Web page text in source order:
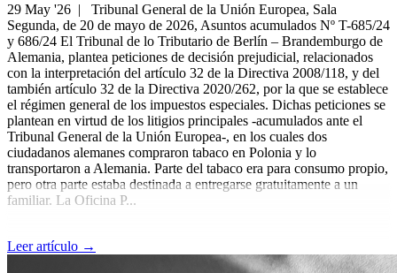
29 May '26 |
Tribunal General de la Unión Europea, Sala
Segunda, de 20 de mayo de 2026, Asuntos acumulados Nº T-685/24
y 686/24 El Tribunal de lo Tributario de Berlín – Brandemburgo de
Alemania, plantea peticiones de decisión prejudicial, relacionados
con la interpretación del artículo 32 de la Directiva 2008/118, y del
también artículo 32 de la Directiva 2020/262, por la que se establece
el régimen general de los impuestos especiales. Dichas peticiones se
plantean en virtud de los litigios principales -acumulados ante el
Tribunal General de la Unión Europea-, en los cuales dos
ciudadanos alemanes compraron tabaco en Polonia y lo
transportaron a Alemania. Parte del tabaco era para consumo propio,
pero otra parte estaba destinada a entregarse gratuitamente a un
familiar. La Oficina P...
Leer artículo →